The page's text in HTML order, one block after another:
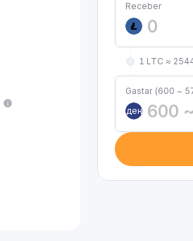
Receber
1 LTC ≈
Gastar (600 ~
ден